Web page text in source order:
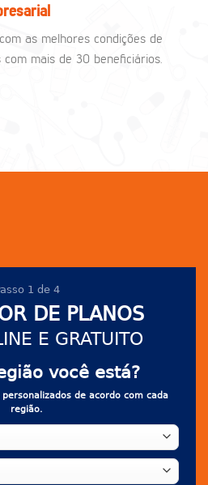
as melhores condições de
mais de 30 beneficiários.